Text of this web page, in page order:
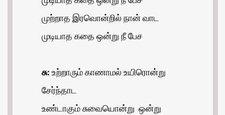
முற்றாத இரவொன்றில் நான் வாட
முடியாத கதை ஒன்று நீ பேச
சு: உற்றாரும் காணாமல் உயிரொன்று
சேர்ந்தாட
உண்டாகும் சுவையொன்று ஒன்று